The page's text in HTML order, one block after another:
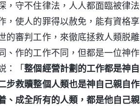
，守不住律法，人人都面臨被律法
，使人的罪得以赦免，能有資格享
的審判工作，來徹底拯救人類脱離
、作的工作不同，但都是一位神作
：「整個經營計劃的工作都是神自
步救贖整個人類也是神自己親自作
、成全所有的人類，都是他自己親